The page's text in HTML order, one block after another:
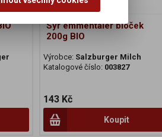
Sýr emmentaler bloček
200g BIO
Výrobce: Salzburger Milch
Katalogové číslo: 003827
143 Kč
Koupit